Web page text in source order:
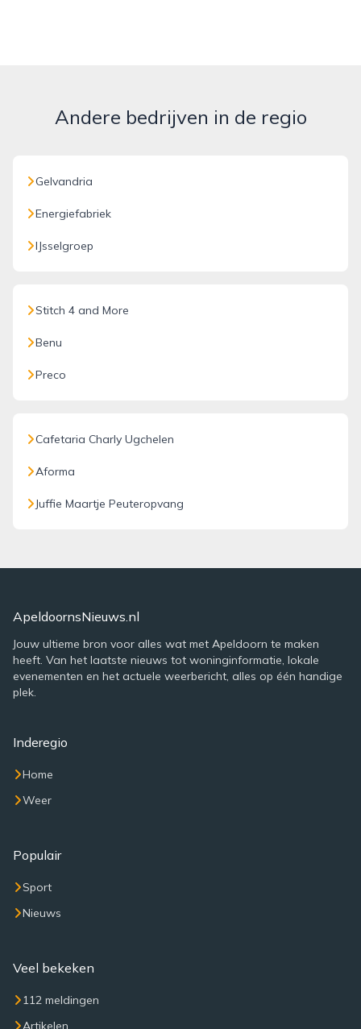
Andere bedrijven in de regio
Gelvandria
Energiefabriek
IJsselgroep
Stitch 4 and More
Benu
Preco
Cafetaria Charly Ugchelen
Aforma
Juffie Maartje Peuteropvang
ApeldoornsNieuws.nl
Jouw ultieme bron voor alles wat met Apeldoorn te maken
heeft. Van het laatste nieuws tot woninginformatie, lokale
evenementen en het actuele weerbericht, alles op één handige
plek.
Inderegio
Home
Weer
Populair
Sport
Nieuws
Veel bekeken
112 meldingen
Artikelen